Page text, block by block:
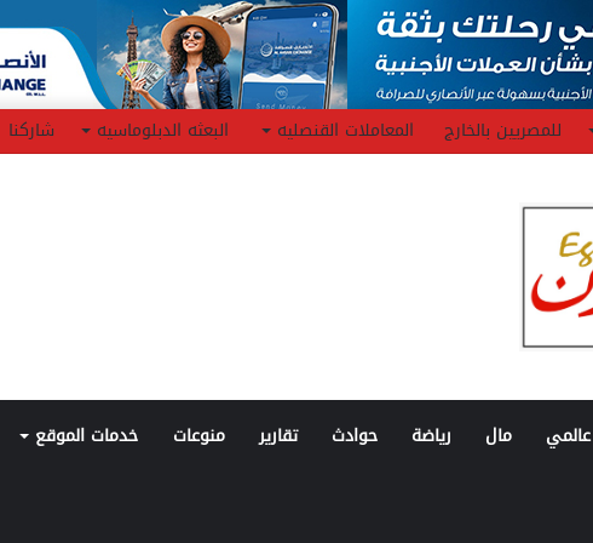
للمصريين بالخارج المعاملات القنصليه البعثه الدبلوماسيه شاركنا
عالمي مال رياضة حوادث تقارير منوعات خدمات الموقع